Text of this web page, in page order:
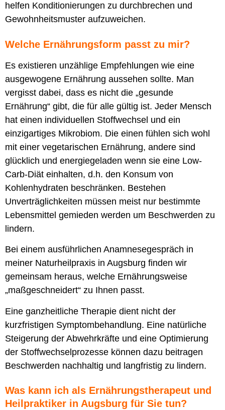
helfen Konditionierungen zu durchbrechen und
Gewohnheitsmuster aufzuweichen.
Welche Ernährungsform passt zu mir?
Es existieren unzählige Empfehlungen wie eine
ausgewogene Ernährung aussehen sollte. Man
vergisst dabei, dass es nicht die „gesunde
Ernährung“ gibt, die für alle gültig ist. Jeder Mensch
hat einen individuellen Stoffwechsel und ein
einzigartiges Mikrobiom. Die einen fühlen sich wohl
mit einer vegetarischen Ernährung, andere sind
glücklich und energiegeladen wenn sie eine Low-
Carb-Diät einhalten, d.h. den Konsum von
Kohlenhydraten beschränken. Bestehen
Unverträglichkeiten müssen meist nur bestimmte
Lebensmittel gemieden werden um Beschwerden zu
lindern.
Bei einem ausführlichen Anamnesegespräch in
meiner Naturheilpraxis in Augsburg finden wir
gemeinsam heraus, welche Ernährungsweise
„maßgeschneidert“ zu Ihnen passt.
Eine ganzheitliche Therapie dient nicht der
kurzfristigen Symptombehandlung. Eine natürliche
Steigerung der Abwehrkräfte und eine Optimierung
der Stoffwechselprozesse können dazu beitragen
Beschwerden nachhaltig und langfristig zu lindern.
Was kann ich als Ernährungstherapeut und
Heilpraktiker in Augsburg für Sie tun?